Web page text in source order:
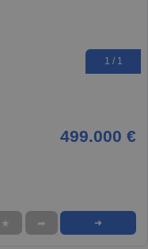
1 / 1
499.000 €
★ ➦ ➜